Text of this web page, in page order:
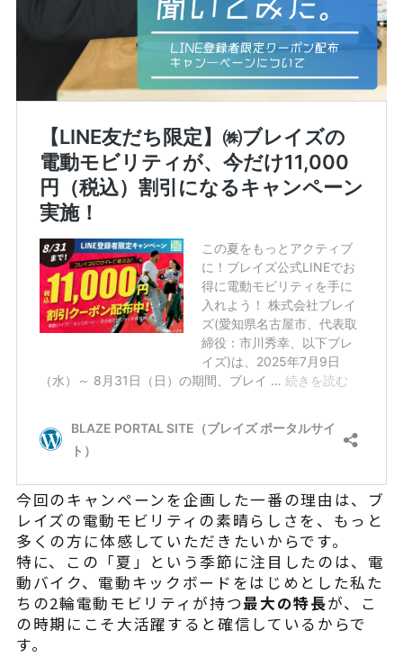
購入する
※類似品にご注意ください
ニュース
よくある質問
今回のキャンペーンを企画した一番の理由は、ブ
レイズの電動モビリティの素晴らしさを、もっと
多くの方に体感していただきたいからです。
特に、この「夏」という季節に注目したのは、電
動バイク、電動キックボードをはじめとした私た
ちの2輪電動モビリティが持つ最大の特長が、こ
の時期にこそ大活躍すると確信しているからで
す。